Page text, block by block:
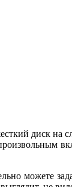
диск на
можете